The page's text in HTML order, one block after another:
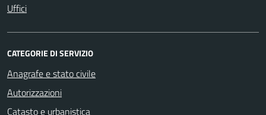
Uffici
CATEGORIE DI SERVIZIO
Anagrafe e stato civile
Autorizzazioni
Catasto e urbanistica